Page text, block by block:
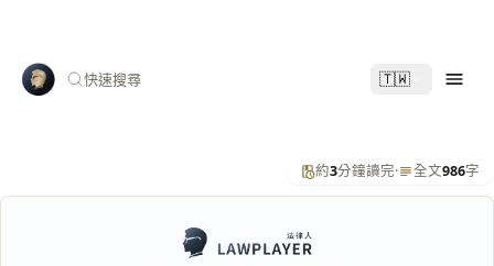
快速搜尋 🇹🇼
約3分鐘讀完· 全文986字